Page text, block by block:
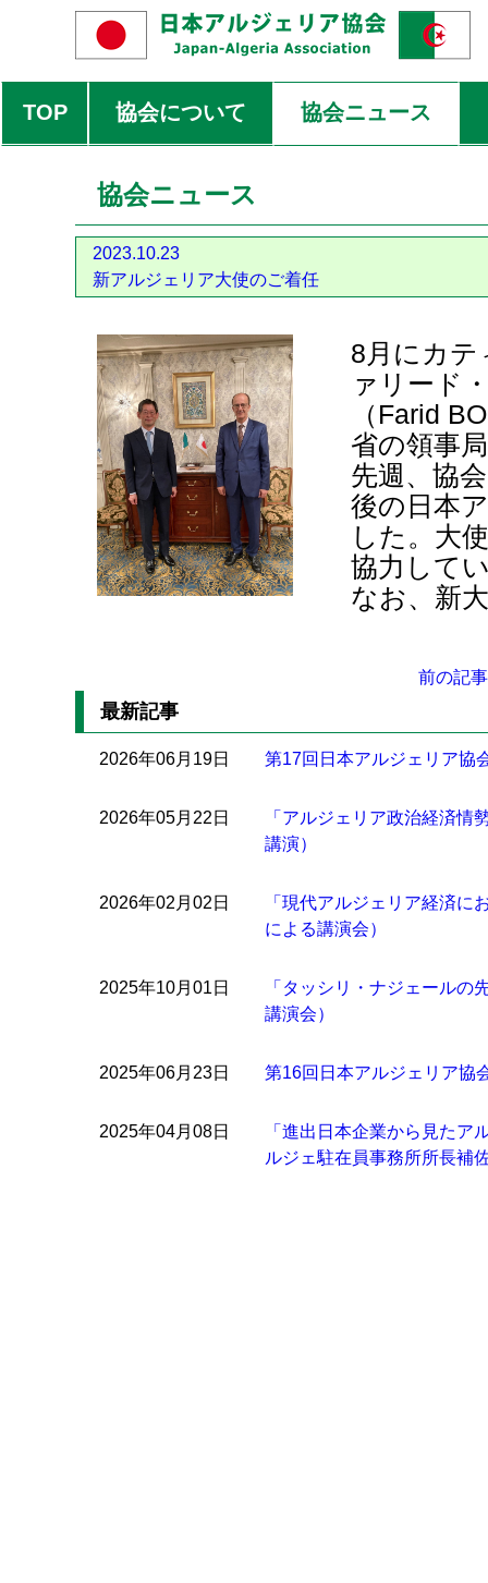
TOP 協会について 協会ニュース
協会ニュース
2023.10.23
新アルジェリア大使のご着任
8月にカテ
ァリード
（Farid
省の領事
先週、協
後の日本
した。大
協力して
なお、新
前の記事
最新記事